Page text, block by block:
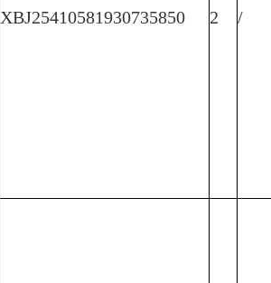
XBJ25410581930735850 2 /